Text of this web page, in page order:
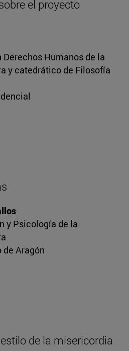
el proyecto
Humanos de la
y catedrático de Filosofía
y Psicología de la
de Aragón
de la misericordia